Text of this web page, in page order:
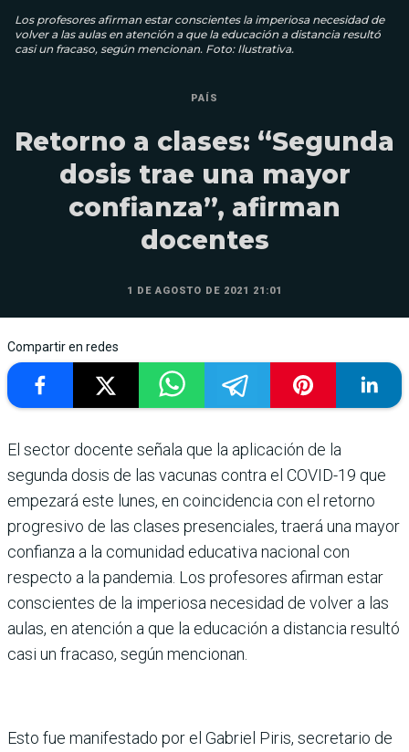
Los profesores afirman estar conscientes la imperiosa necesidad de
volver a las aulas en atención a que la educación a distancia resultó
casi un fracaso, según mencionan. Foto: Ilustrativa.
PAÍS
Retorno a clases: “Segunda
dosis trae una mayor
confianza”, afirman
docentes
1 DE AGOSTO DE 2021 21:01
Compartir en redes
El sector docente señala que la aplicación de la
segunda dosis de las vacunas contra el COVID-19 que
empezará este lunes, en coincidencia con el retorno
progresivo de las clases presenciales, traerá una mayor
confianza a la comunidad educativa nacional con
respecto a la pandemia. Los profesores afirman estar
conscientes de la imperiosa necesidad de volver a las
aulas, en atención a que la educación a distancia resultó
casi un fracaso, según mencionan.
Esto fue manifestado por el Gabriel Piris, secretario de